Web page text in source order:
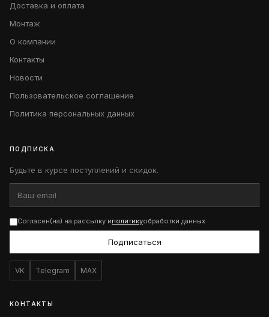
Доставка и оплата
Монтаж
О компании
Контакты
Новости
Пользовательское соглашение
Политика персональных данных
ПОДПИСКА
Будьте в курсе поступлений и скидок.
Согласен(на) на рассылку иполитикуобработки данных
Подписаться
VK Telegram MAX
КОНТАКТЫ